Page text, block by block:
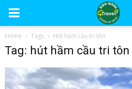
Home Tags Hút hầm cầu tri tôn
Tag: hút hầm cầu tri tôn